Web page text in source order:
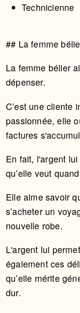
Technicienne
## La femme
La femme bélier
dépenser.
C’est une cliente
passionnée, elle
factures
En fait, l'argent
qu’elle veut
Elle aime savoir
s’acheter un
nouvelle robe.
L'argent lui
également ces
qu’elle mérite
dur.